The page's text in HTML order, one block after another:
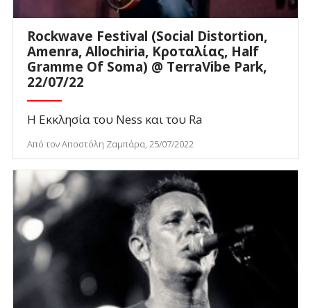
Rockwave Festival (Social Distortion,
Amenra, Allochiria, Κροταλίας, Half
Gramme Of Soma) @ TerraVibe Park,
22/07/22
Η Εκκλησία του Ness και του Ra
Από τον Αποστόλη Ζαμπάρα, 25/07/2022